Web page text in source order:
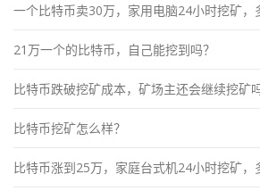
一个比特币卖30万，家用电脑24小时挖矿，
21万一个的比特币，自己能挖到吗？
比特币跌破挖矿成本，矿场主还会继续挖矿
比特币挖矿怎么样？
比特币涨到25万，家庭台式机24小时挖矿，